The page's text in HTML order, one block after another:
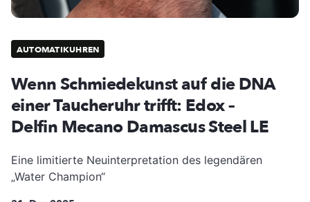
AUTOMATIKUHREN
Wenn Schmiedekunst auf die DNA
einer Taucheruhr trifft: Edox –
Delfin Mecano Damascus Steel LE
Eine limitierte Neuinterpretation des legendären
„Water Champion“